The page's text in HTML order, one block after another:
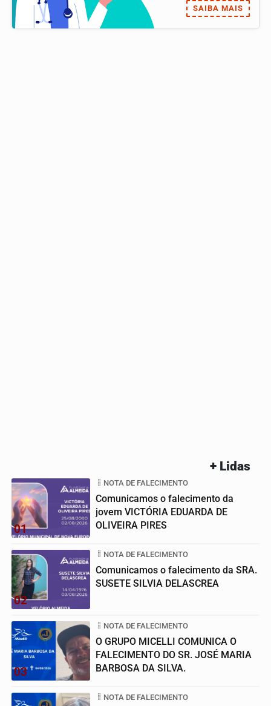
SAIBA MAIS
+ Lidas
01
NOTA DE FALECIMENTO
Comunicamos o falecimento da
jovem VICTÓRIA EDUARDA DE
OLIVEIRA PIRES
02
NOTA DE FALECIMENTO
Comunicamos o falecimento da SRA.
SUSETE SILVIA DELASCREA
03
NOTA DE FALECIMENTO
O GRUPO MICELLI COMUNICA O
FALECIMENTO DO SR. JOSÉ MARIA
BARBOSA DA SILVA.
NOTA DE FALECIMENTO